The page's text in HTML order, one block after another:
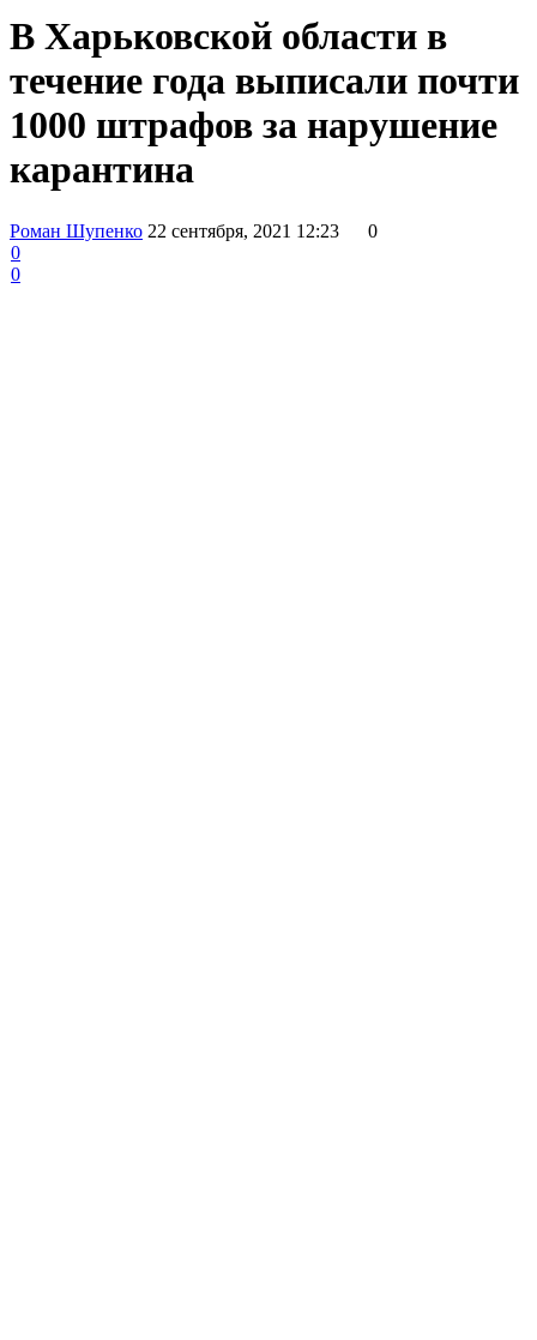
В Харьковской области в
течение года выписали почти
1000 штрафов за нарушение
карантина
Роман Шупенко 22 сентября, 2021 12:23
0
0
0